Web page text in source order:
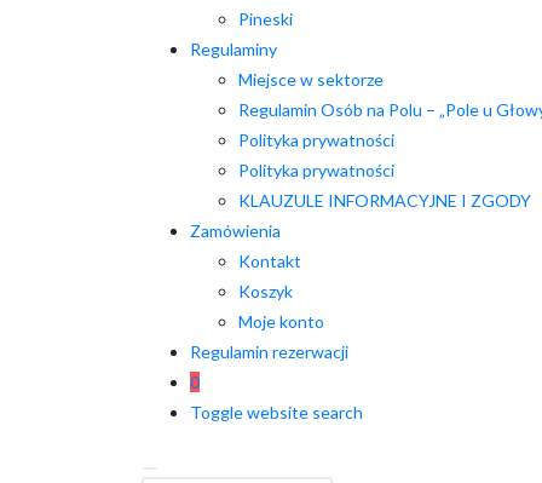
Pineski
Regulaminy
Miejsce w sektorze
Regulamin Osób na Polu – „Pole u
Polityka prywatności
Polityka prywatności
KLAUZULE INFORMACYJNE I ZGODY
Zamówienia
Kontakt
Koszyk
Moje konto
Regulamin rezerwacji
0
Toggle website search